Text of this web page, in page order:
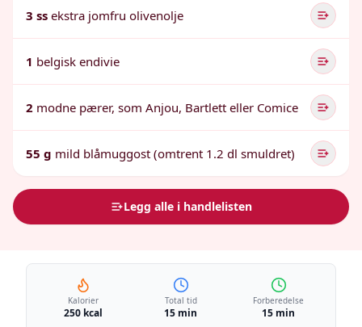
3 ss ekstra jomfru olivenolje
1 belgisk endivie
2 modne pærer, som Anjou, Bartlett eller Comice
55 g mild blåmuggost (omtrent 1.2 dl smuldret)
Legg alle i handlelisten
Kalorier
250 kcal
Total tid
15 min
Forberedelse
15 min